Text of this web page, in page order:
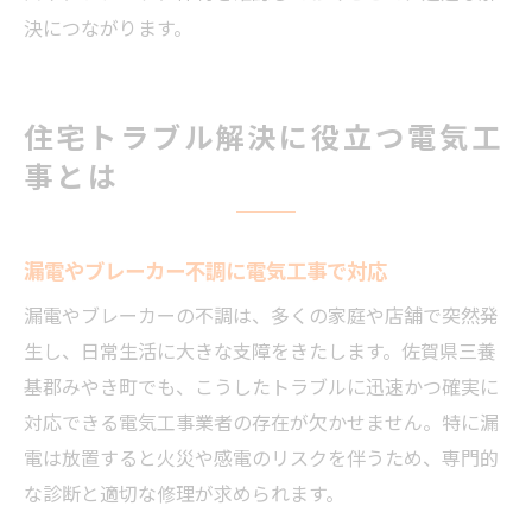
決につながります。
住宅トラブル解決に役立つ電気工
事とは
漏電やブレーカー不調に電気工事で対応
漏電やブレーカーの不調は、多くの家庭や店舗で突然発
生し、日常生活に大きな支障をきたします。佐賀県三養
基郡みやき町でも、こうしたトラブルに迅速かつ確実に
対応できる電気工事業者の存在が欠かせません。特に漏
電は放置すると火災や感電のリスクを伴うため、専門的
な診断と適切な修理が求められます。